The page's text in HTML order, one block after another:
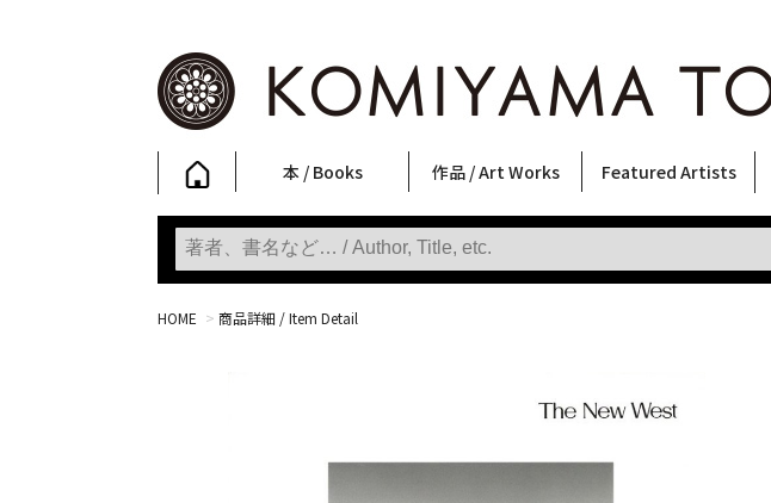
本 / Books
写真集
Photobooks
ファッション
Fashion
アート / 美術
Art
文学・人文
Literature & Humanities
日本文化
Japanese Culture
新刊
New Books
SALE
SALE
作品 / Art Works
フォトグラフィー
Photography
ポスター
Posters
ストリートアート
Street Art
立体・その他
Sculptures / etc
アートワークス
Art Works
Primary Artworks
KOMIYAMA TOKYO ART LABEL
版画
Prints
Featured Artists
稲嶺啓一(東風終)
村田言恵
丸岡和吾
Rico Casella
キム・ロートン
菅谷晋一
柴田亜美
内藤啓介
CHRIS
秋赤音
大西洋介
佐伯俊男
大類信
二本木里美
横尾忠則
北島敬三
森山大道
内藤ルネ
三島由紀夫
天野タケル
林月光
須藤昌人
COOKIE
春川ナミオ
三島剛
HOME > 商品詳細 / Item Detail